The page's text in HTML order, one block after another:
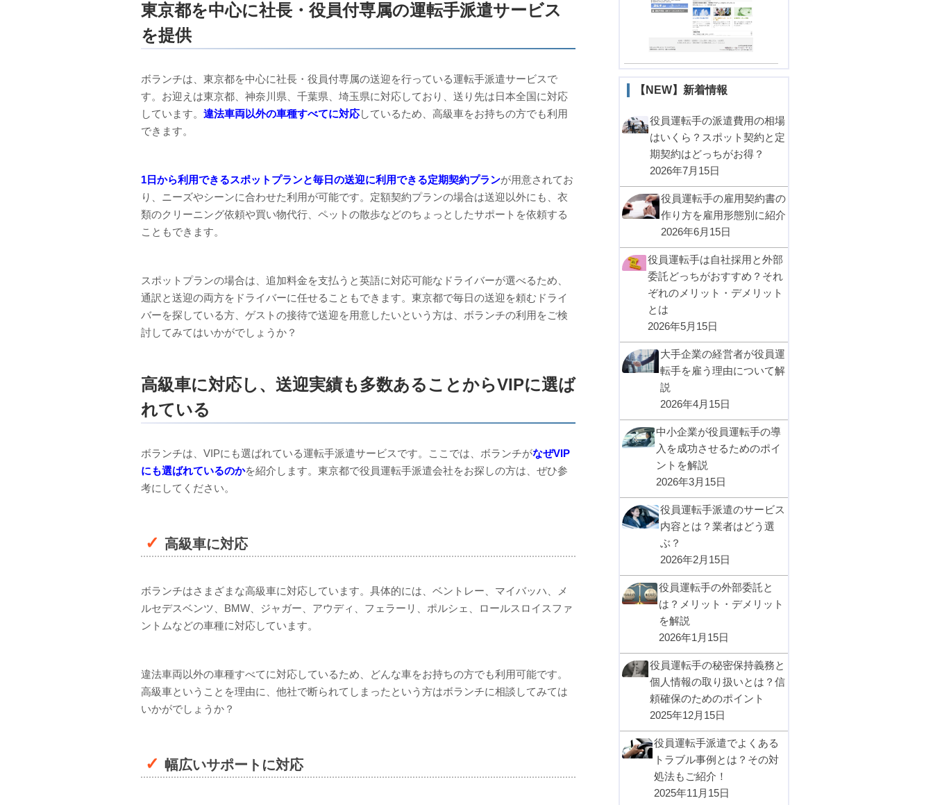
東京都を中心に社長・役員付専属の運転手派遣サービス
を提供
ボランチは、東京都を中心に社長・役員付専属の送迎を行っている運転手派遣サービスで
す。お迎えは東京都、神奈川県、千葉県、埼玉県に対応しており、送り先は日本全国に対応
しています。 違法車両以外の車種すべてに対応しているため、高級車をお持ちの方でも利用
できます。
1日から利用できるスポットプランと毎日の送迎に利用できる定期契約プランが用意されてお
り、ニーズやシーンに合わせた利用が可能です。定額契約プランの場合は送迎以外にも、衣
類のクリーニング依頼や買い物代行、ペットの散歩などのちょっとしたサポートを依頼する
こともできます。
スポットプランの場合は、追加料金を支払うと英語に対応可能なドライバーが選べるため、
通訳と送迎の両方をドライバーに任せることもできます。東京都で毎日の送迎を頼むドライ
バーを探している方、ゲストの接待で送迎を用意したいという方は、ボランチの利用をご検
討してみてはいかがでしょうか？
高級車に対応し、送迎実績も多数あることからVIPに選ば
れている
ボランチは、VIPにも選ばれている運転手派遣サービスです。ここでは、ボランチがなぜVIP
にも選ばれているのかを紹介します。東京都で役員運転手派遣会社をお探しの方は、ぜひ参
考にしてください。
高級車に対応
ボランチはさまざまな高級車に対応しています。具体的には、ベントレー、マイバッハ、メ
ルセデスベンツ、BMW、ジャガー、アウディ、フェラーリ、ポルシェ、ロールスロイスファ
ントムなどの車種に対応しています。
違法車両以外の車種すべてに対応しているため、どんな車をお持ちの方でも利用可能です。
高級車ということを理由に、他社で断られてしまったという方はボランチに相談してみては
いかがでしょうか？
幅広いサポートに対応
【NEW】新着情報
役員運転手の派遣費用の相場
はいくら？スポット契約と定
期契約はどっちがお得？
2026年7月15日
役員運転手の雇用契約書の
作り方を雇用形態別に紹介
2026年6月15日
役員運転手は自社採用と外部
委託どっちがおすすめ？それ
ぞれのメリット・デメリット
とは
2026年5月15日
大手企業の経営者が役員運
転手を雇う理由について解
説
2026年4月15日
中小企業が役員運転手の導
入を成功させるためのポイ
ントを解説
2026年3月15日
役員運転手派遣のサービス
内容とは？業者はどう選
ぶ？
2026年2月15日
役員運転手の外部委託と
は？メリット・デメリット
を解説
2026年1月15日
役員運転手の秘密保持義務と
個人情報の取り扱いとは？信
頼確保のためのポイント
2025年12月15日
役員運転手派遣でよくある
トラブル事例とは？その対
処法もご紹介！
2025年11月15日